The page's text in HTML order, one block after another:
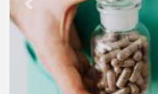
Predch.